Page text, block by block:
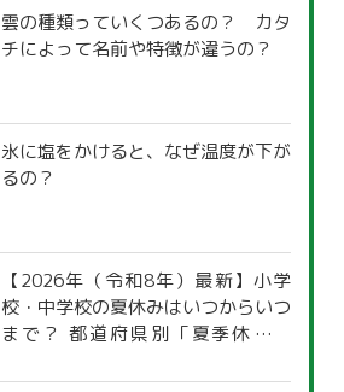
雲の種類っていくつあるの？ カタ
チによって名前や特徴が違うの？
氷に塩をかけると、なぜ温度が下が
るの？
【2026年（令和8年）最新】小学
校・中学校の夏休みはいつからいつ
まで？ 都道府県別「夏季休暇一